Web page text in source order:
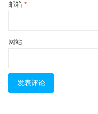
邮箱 *
网站